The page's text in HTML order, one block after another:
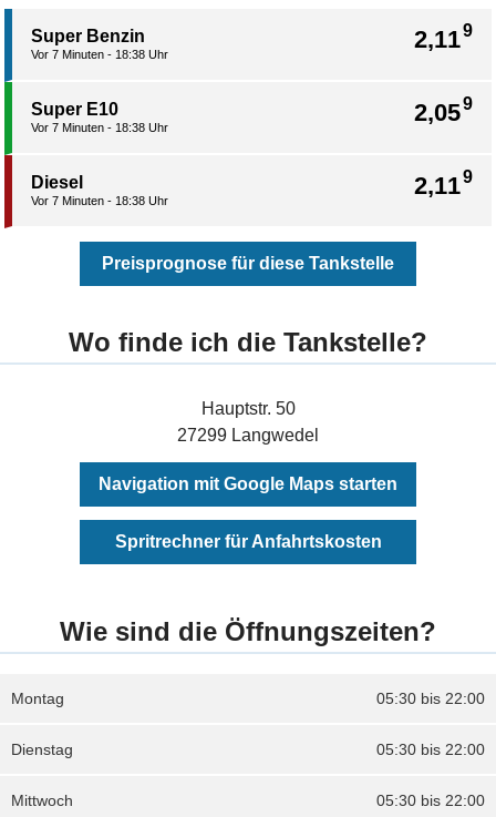
2,119
Super Benzin
Vor 7 Minuten - 18:38 Uhr
2,059
Super E10
Vor 7 Minuten - 18:38 Uhr
2,119
Diesel
Vor 7 Minuten - 18:38 Uhr
Preisprognose für diese Tankstelle
Wo finde ich die Tankstelle?
Hauptstr. 50
27299 Langwedel
Navigation mit Google Maps starten
Spritrechner für Anfahrtskosten
Wie sind die Öffnungszeiten?
05:30 bis 22:00
Montag
05:30 bis 22:00
Dienstag
05:30 bis 22:00
Mittwoch